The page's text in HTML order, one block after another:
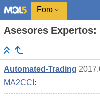
Foro
Asesores Expertos:
Automated-Trading
MA2CCI :